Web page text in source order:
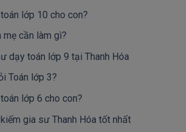
lớp 10 cho con?
mẹ cần làm gì?
dạy toán lớp 9 tại Thanh Hóa
Toán lớp 3?
lớp 6 cho con?
gia sư Thanh Hóa tốt nhất